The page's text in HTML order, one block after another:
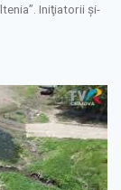
Iniţiatorii şi-